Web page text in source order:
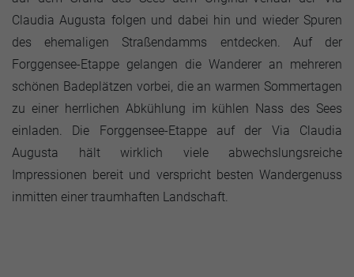
Claudia Augusta folgen und dabei hin und wieder Spuren
des ehemaligen Straßendamms entdecken. Auf der
Forggensee-Etappe gelangen die Wanderer an mehreren
schönen Badeplätzen vorbei, die an warmen Sommertagen
zu einer herrlichen Abkühlung im kühlen Nass des Sees
einladen. Die Forggensee-Etappe auf der Via Claudia
Augusta hält wirklich viele abwechslungsreiche
Impressionen bereit und verspricht besten Wandergenuss
inmitten einer traumhaften Landschaft.